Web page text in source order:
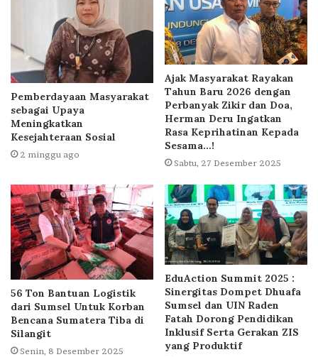
Pemberdayaan Masyarakat
sebagai Upaya
Meningkatkan
Kesejahteraan Sosial
2 minggu ago
Ajak Masyarakat Rayakan
Tahun Baru 2026 dengan
Perbanyak Zikir dan Doa,
Herman Deru Ingatkan
Rasa Keprihatinan Kepada
Sesama…!
Sabtu, 27 Desember 2025
56 Ton Bantuan Logistik
dari Sumsel Untuk Korban
Bencana Sumatera Tiba di
Silangit
Senin, 8 Desember 2025
EduAction Summit 2025 :
Sinergitas Dompet Dhuafa
Sumsel dan UIN Raden
Fatah Dorong Pendidikan
Inklusif Serta Gerakan ZIS
yang Produktif